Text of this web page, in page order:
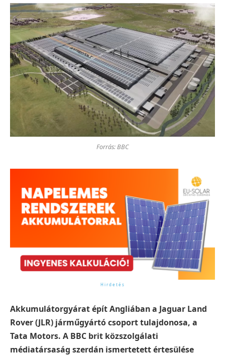
Forrás: BBC
Akkumulátorgyárat épít Angliában a Jaguar Land
Rover (JLR) járműgyártó csoport tulajdonosa, a
Tata Motors. A BBC brit közszolgálati
médiatársaság szerdán ismertetett értesülése